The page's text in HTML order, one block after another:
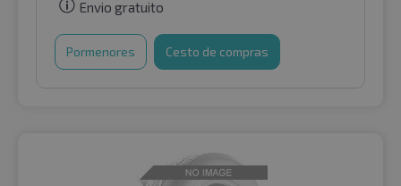
Envio gratuito
Pormenores Cesto de compras